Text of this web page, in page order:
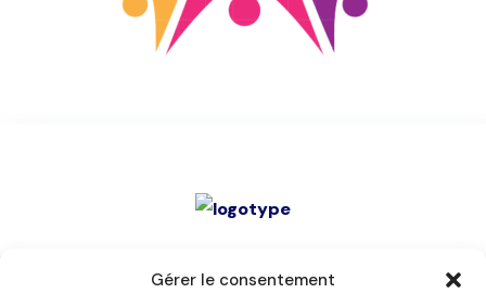
Gérer le consentement
Service de